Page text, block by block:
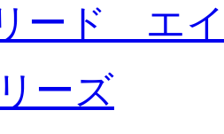
ード エ
ーズ